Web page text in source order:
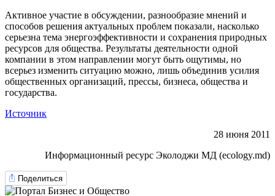
Активное участие в обсуждении, разнообразие мнений и
способов решения актуальных проблем показали, насколько
серьезна тема энергоэффективности и сохранения природных
ресурсов для общества. Результаты деятельности одной
компании в этом направлении могут быть ощутимы, но
всерьез изменить ситуацию можно, лишь объединив усилия
общественных организаций, прессы, бизнеса, общества и
государства.
Источник
28 июня 2011
Информационный ресурс Эколоджи МД (ecology.md)
Поделиться